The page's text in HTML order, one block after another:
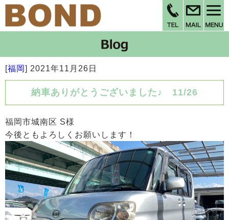
[福岡] 2021年11月26日
納車ありがとうございました♪ 11/26
福岡市城南区 S様
今後ともよろしくお願いします！